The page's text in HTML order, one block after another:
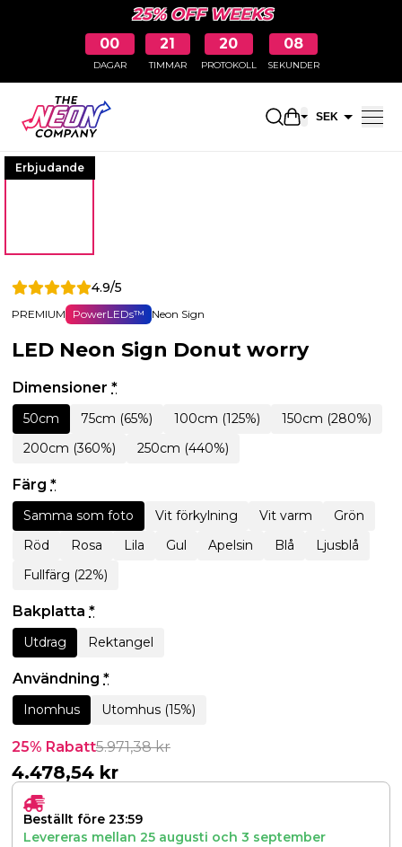
25% OFF WEEKS
00
DAGAR
21
TIMMAR
20
PROTOKOLL
08
SEKUNDER
Öppna
SEK
Erbjudande
4.9/5
PREMIUM PowerLEDs™ Neon Sign
LED Neon Sign Donut worry
Dimensioner *
50cm 75cm (65%) 100cm (125%)
150cm (280%)
200cm (360%)
250cm (440%)
Färg *
Samma som foto Vit förkylning Vit varm
Grön
Röd
Rosa Lila Gul Apelsin Blå
Ljusblå
Fullfärg (22%)
Bakplatta *
Utdrag Rektangel
Användning *
Inomhus Utomhus (15%)
25% Rabatt5.971,38kr
4.478,54 kr
Beställt före 23:59
Levereras mellan 25 augusti och 3 september